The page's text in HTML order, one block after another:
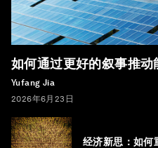
如何通过更好的叙事推动
Yufang Jia
2026年6月23日
经济新思：如何